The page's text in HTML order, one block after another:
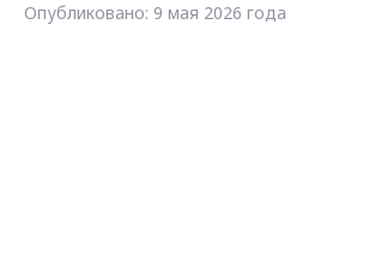
Опубликовано: 9 мая 2026 года